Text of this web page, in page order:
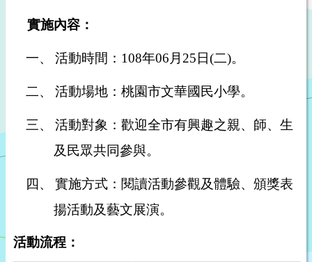
實施內容：
一、 活動時間： 108年06 月 25 日(二)。
二、 活動場地：桃園市文華國民小學。
三、
活動對象：歡迎全市有興趣之親、師、生
及民眾共同參與。
四、
實施方式：閱讀活動參觀及體驗、頒獎表
揚活動及藝文展演。
活動流程：